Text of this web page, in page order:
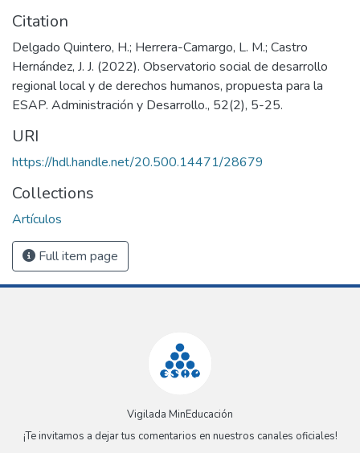
Citation
Delgado Quintero, H.; Herrera-Camargo, L. M.; Castro
Hernández, J. J. (2022). Observatorio social de desarrollo
regional local y de derechos humanos, propuesta para la
ESAP. Administración y Desarrollo., 52(2), 5-25.
URI
https://hdl.handle.net/20.500.14471/28679
Collections
Artículos
Full item page
Vigilada MinEducación
¡Te invitamos a dejar tus comentarios en nuestros canales oficiales!